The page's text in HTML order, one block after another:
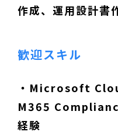
作成、運用設計書
歓迎スキル
・Microsoft
M365
経験